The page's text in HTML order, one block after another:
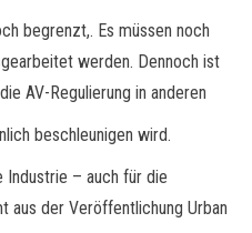
begrenzt,. Es müssen noch
werden. Dennoch ist
AV-Regulierung in anderen
beschleunigen wird.
– auch für die
aus der Veröffentlichung Urban